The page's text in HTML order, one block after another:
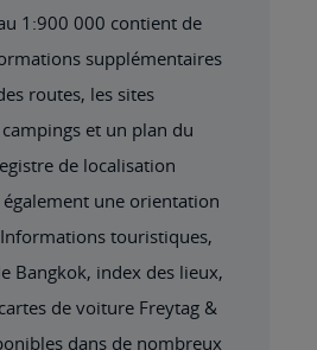
1:900 000 contient de
supplémentaires
routes, les sites
et un plan du
de localisation
une orientation
touristiques,
Bangkok, index des lieux,
de voiture Freytag &
dans de nombreux